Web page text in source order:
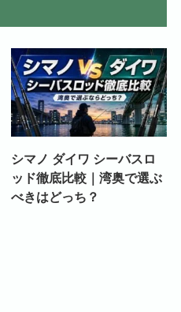
シマノ ダイワ シーバスロ
ッド徹底比較｜湾奥で選ぶ
べきはどっち？